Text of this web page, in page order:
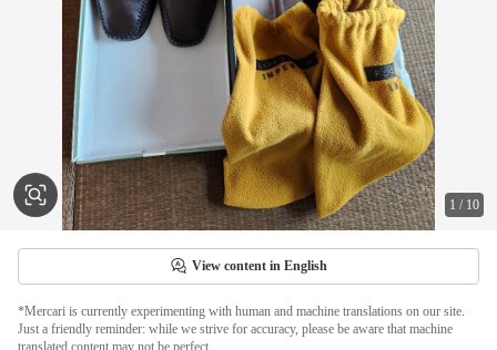
1 / 10
View content in English
*Mercari is currently experimenting with human and machine translations on our site.
Just a friendly reminder: while we strive for accuracy, please be aware that machine
translated content may not be perfect.